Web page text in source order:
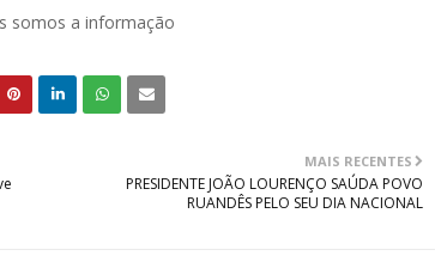
somos a informação
MAIS RECENTES
PRESIDENTE JOÃO LOURENÇO SAÚDA POVO
RUANDÊS PELO SEU DIA NACIONAL